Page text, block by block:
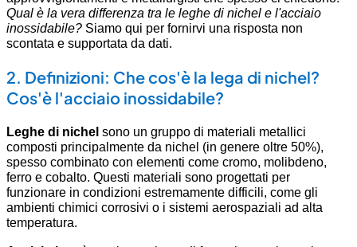
Qual è la vera differenza tra le leghe di nichel e l'acciaio
inossidabile? Siamo qui per fornirvi una risposta non
scontata e supportata da dati.
2. Definizioni: Che cos'è la lega di nichel?
Cos'è l'acciaio inossidabile?
Leghe di nichel sono un gruppo di materiali metallici
composti principalmente da nichel (in genere oltre 50%),
spesso combinato con elementi come cromo, molibdeno,
ferro e cobalto. Questi materiali sono progettati per
funzionare in condizioni estremamente difficili, come gli
ambienti chimici corrosivi o i sistemi aerospaziali ad alta
temperatura.